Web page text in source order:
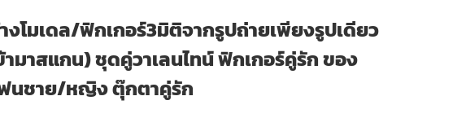
was:
฿3,490.00.
is:
฿2,990.00.
งโมเดล/ฟิกเกอร์3มิติจากรูปถ่ายเพียงรูปเดียว
ามาสแกน) ชุดคู่วาเลนไทน์ ฟิกเกอร์คู่รัก ของ
นชาย/หญิง ตุ๊กตาคู่รัก